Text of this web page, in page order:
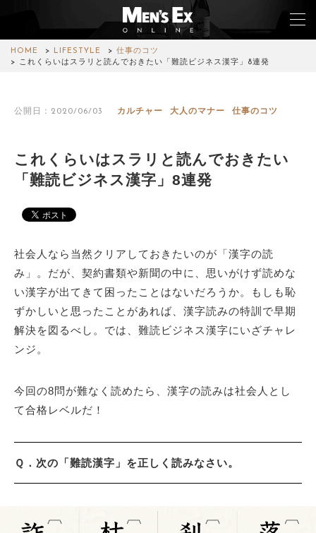
HOME LIFESTYLE
仕事のコツ
これくらいはスラリと読んでおきたい「難読ビジネス漢字」8連発
公開日：2020/06/03 カルチャー 大人のマナー 仕事のコツ
これくらいはスラリと読んでおきたい
「難読ビジネス漢字」8連発
社会人なら当然クリアしておきたいのが「漢字の読
み」。だが、契約書類や新聞の中に、思いがけず読めな
い漢字が出てきて困ったことはないだろうか。もしも恥
ずかしいと思ったことがあれば、漢字読みの特訓で早期
解決を図るべし。では、難読ビジネス漢字にいざチャレ
ンジ。
今回の8問が難なく読めたら、漢字の読みは社会人とし
て合格レベルだ！
Ｑ．次の「難読漢字」を正しく読みなさい。
WATCH
CAR&BIKE
LIFESTYLE
COLUMN
MAGAZINE
ABOUT SITE